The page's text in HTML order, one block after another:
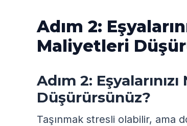
Adım 2:
Maliyetleri
Adım 2:
Düşürürsünüz?
Taşınmak stresli olabilir, ama